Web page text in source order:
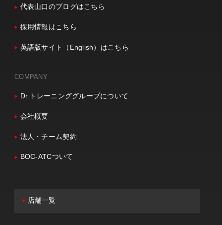
代表山口のブログはこちら
採用情報はこちら
英語版サイト（English）はこちら
COMPANY
Dr.トレーニンググループについて
会社概要
法人・チーム契約
BOC-ATCついて
店舗一覧